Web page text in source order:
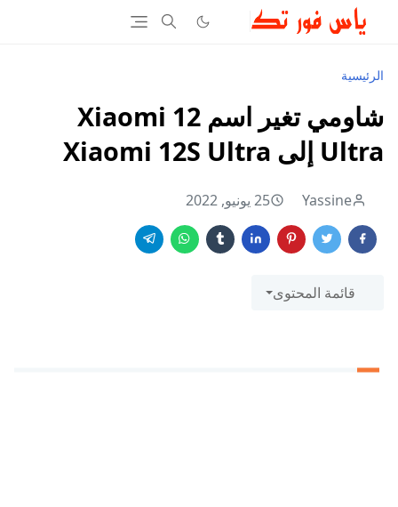
الرئيسية
شاومي تغير اسم Xiaomi 12
Ultra إلى Xiaomi 12S Ultra
Yassine 25 يونيو, 2022
قائمة المحتوى